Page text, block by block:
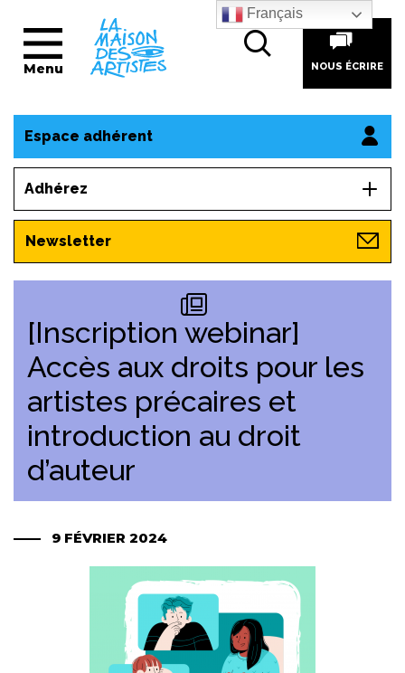
Menu NOUS ÉCRIRE
Espace adhérent
Adhérez
Newsletter
[Inscription webinar]
Accès aux droits pour les
artistes précaires et
introduction au droit
d’auteur
9 FÉVRIER 2024
Français